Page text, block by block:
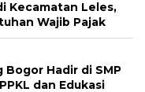
Kecamatan Leles,
Wajib Pajak
Bogor Hadir di SMP
dan Edukasi